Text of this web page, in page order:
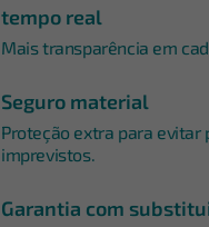
tempo real
Mais transparência em
Seguro material
Proteção extra para evitar
imprevistos.
Garantia com